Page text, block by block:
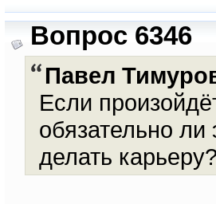
Вопрос 6346
Павел
Если
обязательно
делать